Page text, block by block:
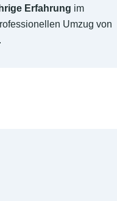
Erfahrung im
Umzug von